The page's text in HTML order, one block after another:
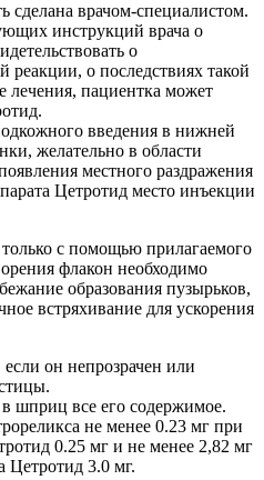
сделана врачом-специалистом.
инструкций врача о
о
реакции, о последствиях такой
лечения, пациентка может
введения в нижней
желательно в области
местного раздражения
Цетротид место инъекции
только с помощью прилагаемого
флакон необходимо
образования пузырьков,
встряхивание для ускорения
если он непрозрачен или
шприц все его содержимое.
не менее 0.23 мг при
0.25 мг и не менее 2,82 мг
Цетротид 3.0 мг.